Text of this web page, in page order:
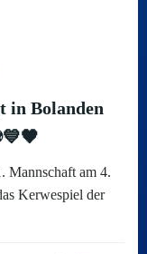
in Bolanden
Mannschaft am 4.
Kerwespiel der